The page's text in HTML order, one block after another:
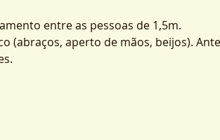
entre as pessoas de 1,5m.
(abraços, aperto de mãos, beijos).